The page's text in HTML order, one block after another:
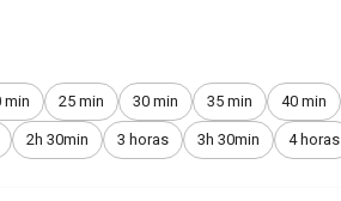
min 25 min 30 min 35 min 40 min
2h 30min 3 horas 3h 30min 4 horas